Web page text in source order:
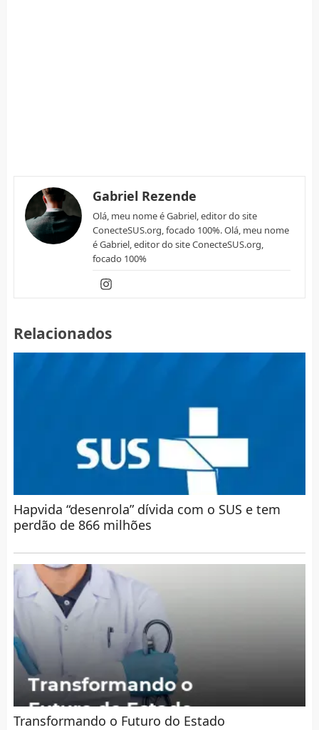
Gabriel Rezende
Olá, meu nome é Gabriel, editor do site
ConecteSUS.org, focado 100%. Olá, meu nome
é Gabriel, editor do site ConecteSUS.org,
focado 100%
Relacionados
Hapvida “desenrola” dívida com o SUS e tem
perdão de 866 milhões
Transformando o Futuro do Estado